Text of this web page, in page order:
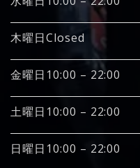
木曜日Closed
金曜日10:00 – 22:00
土曜日10:00 – 22:00
日曜日10:00 – 22:00